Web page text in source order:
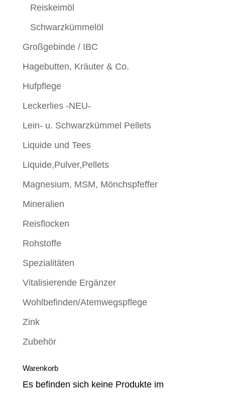
Reiskeimöl
Schwarzkümmelöl
Großgebinde / IBC
Hagebutten, Kräuter & Co.
Hufpflege
Leckerlies -NEU-
Lein- u. Schwarzkümmel Pellets
Liquide und Tees
Liquide,Pulver,Pellets
Magnesium, MSM, Mönchspfeffer
Mineralien
Reisflocken
Rohstoffe
Spezialitäten
Vitalisierende Ergänzer
Wohlbefinden/Atemwegspflege
Zink
Zubehör
Warenkorb
Es befinden sich keine Produkte im